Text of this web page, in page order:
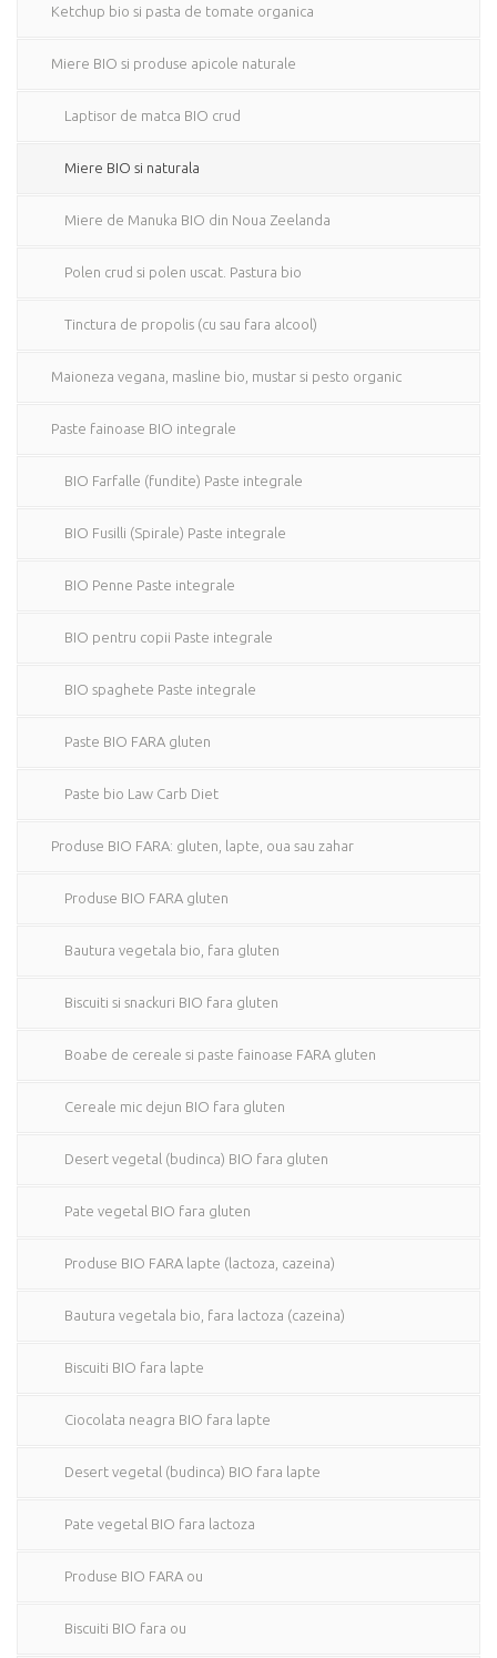
Ketchup bio si pasta de tomate organica
Miere BIO si produse apicole naturale
Laptisor de matca BIO crud
Miere BIO si naturala
Miere de Manuka BIO din Noua Zeelanda
Polen crud si polen uscat. Pastura bio
Tinctura de propolis (cu sau fara alcool)
Maioneza vegana, masline bio, mustar si pesto organic
Paste fainoase BIO integrale
BIO Farfalle (fundite) Paste integrale
BIO Fusilli (Spirale) Paste integrale
BIO Penne Paste integrale
BIO pentru copii Paste integrale
BIO spaghete Paste integrale
Paste BIO FARA gluten
Paste bio Law Carb Diet
Produse BIO FARA: gluten, lapte, oua sau zahar
Produse BIO FARA gluten
Bautura vegetala bio, fara gluten
Biscuiti si snackuri BIO fara gluten
Boabe de cereale si paste fainoase FARA gluten
Cereale mic dejun BIO fara gluten
Desert vegetal (budinca) BIO fara gluten
Pate vegetal BIO fara gluten
Produse BIO FARA lapte (lactoza, cazeina)
Bautura vegetala bio, fara lactoza (cazeina)
Biscuiti BIO fara lapte
Ciocolata neagra BIO fara lapte
Desert vegetal (budinca) BIO fara lapte
Pate vegetal BIO fara lactoza
Produse BIO FARA ou
Biscuiti BIO fara ou